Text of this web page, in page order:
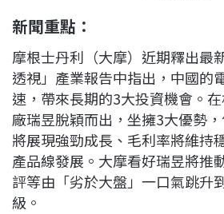
新聞重點：
摩根士丹利（大摩）近期釋出最
透視」產業報告中指出，中國的
速，帶來長期的3大投資機會。
廠瑞昱脫穎而出，坐擁3大優勢
將展現強勁成長、毛利率將維持
產品線發展。大摩看好瑞昱將推
評等由「劣於大盤」一口氣跳升
級。